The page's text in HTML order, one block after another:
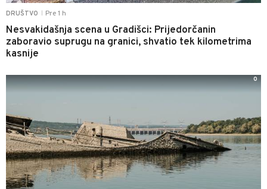
DRUŠTVO Pre 1 h
Nesvakidašnja scena u Gradišci: Prijedorčanin
zaboravio suprugu na granici, shvatio tek kilometrima
kasnije
0